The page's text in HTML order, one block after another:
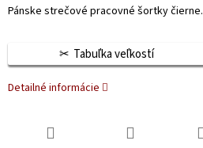
Pánske strečové pracovné šortky čierne.
Tabuľka veľkostí
Detailné informácie